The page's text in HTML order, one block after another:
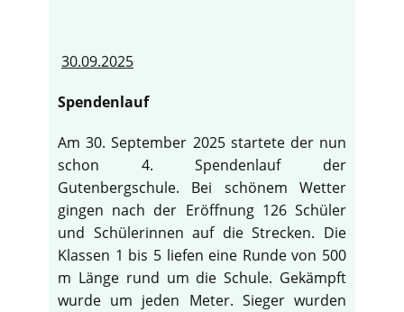
30.09.2025
Spendenlauf
Am 30. September 2025 startete der nun
schon 4. Spendenlauf der
Gutenbergschule. Bei schönem Wetter
gingen nach der Eröffnung 126 Schüler
und Schülerinnen auf die Strecken. Die
Klassen 1 bis 5 liefen eine Runde von 500
m Länge rund um die Schule. Gekämpft
wurde um jeden Meter. Sieger wurden